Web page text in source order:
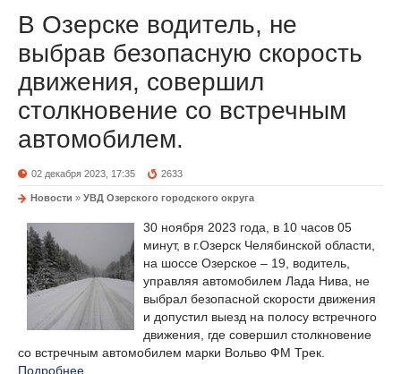
В Озерске водитель, не
выбрав безопасную скорость
движения, совершил
столкновение со встречным
автомобилем.
02 декабря 2023, 17:35 2633
Новости » УВД Озерского городского округа
30 ноября 2023 года, в 10 часов 05
минут, в г.Озерск Челябинской области,
на шоссе Озерское – 19, водитель,
управляя автомобилем Лада Нива, не
выбрал безопасной скорости движения
и допустил выезд на полосу встречного
движения, где совершил столкновение
со встречным автомобилем марки Вольво ФМ Трек.
Подробнее